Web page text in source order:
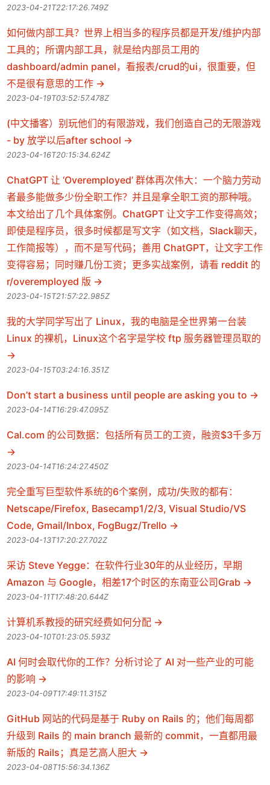
2023-04-21T22:17:26.749Z
如何做内部工具？世界上相当多的程序员都是开发/维护内部
工具的；所谓内部工具，就是给内部员工用的
dashboard/admin panel，看报表/crud的ui，很重要，但
不是很有意思的工作
2023-04-19T03:52:57.478Z
(中文播客）别玩他们的有限游戏，我们创造自己的无限游戏
- by 放学以后after school
2023-04-16T20:15:34.624Z
ChatGPT 让 ‘Overemployed’ 群体再次伟大：一个脑力劳动
者最多能做多少份全职工作？并且是拿全职工资的那种哦。
本文给出了几个具体案例。ChatGPT 让文字工作变得高效；
即使是程序员，很多时候都是写文字（如文档，Slack聊天，
工作简报等），而不是写代码；善用 ChatGPT，让文字工作
变得容易；同时赚几份工资；更多实战案例，请看 reddit 的
r/overemployed 版
2023-04-15T21:57:22.985Z
我的大学同学写出了 Linux，我的电脑是全世界第一台装
Linux 的裸机，Linux这个名字是学校 ftp 服务器管理员取的
2023-04-15T03:24:16.351Z
Don’t start a business until people are asking you to
2023-04-14T16:29:47.095Z
Cal.com 的公司数据：包括所有员工的工资，融资$3千多万
2023-04-14T16:24:27.450Z
完全重写巨型软件系统的6个案例，成功/失败的都有：
Netscape/Firefox, Basecamp1/2/3, Visual Studio/VS
Code, Gmail/Inbox, FogBugz/Trello
2023-04-13T17:20:27.702Z
采访 Steve Yegge：在软件行业30年的从业经历，早期
Amazon 与 Google，相差17个时区的东南亚公司Grab
2023-04-11T17:48:20.644Z
计算机系教授的研究经费如何分配
2023-04-10T01:23:05.593Z
AI 何时会取代你的工作？分析讨论了 AI 对一些产业的可能
的影响
2023-04-09T17:49:11.315Z
GitHub 网站的代码是基于 Ruby on Rails 的；他们每周都
升级到 Rails 的 main branch 最新的 commit，一直都用最
新版的 Rails；真是艺高人胆大
2023-04-08T15:56:34.136Z